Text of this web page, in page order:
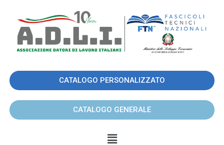
CATALOGO PERSONALIZZATO
CATALOGO GENERALE